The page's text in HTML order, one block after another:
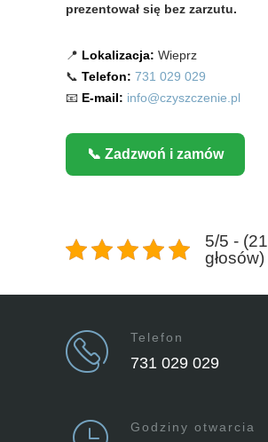
prezentował się bez zarzutu.
📍 Lokalizacja: Wieprz
📞 Telefon: 731 029 029
📧 E-mail: info@czyszczenie.pl
📞 Zadzwoń i zamów
5/5 - (21
głosów)
Telefon
731 029 029
Godziny otwarcia